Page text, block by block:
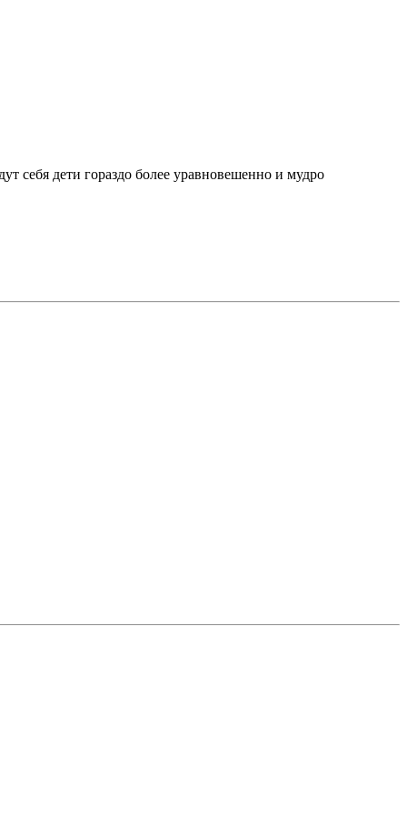
себя дети гораздо более уравновешенно и мудро